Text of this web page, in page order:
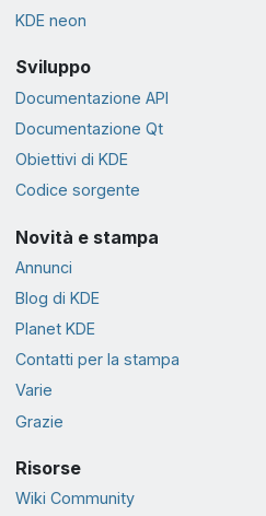
KDE neon
Sviluppo
Documentazione API
Documentazione Qt
Obiettivi di KDE
Codice sorgente
Novità e stampa
Annunci
Blog di KDE
Planet KDE
Contatti per la stampa
Varie
Grazie
Risorse
Wiki Community